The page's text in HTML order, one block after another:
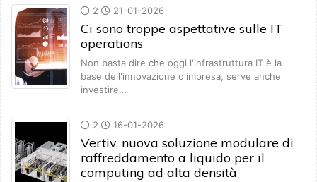
2 21-01-2026
Ci sono troppe aspettative sulle IT
operations
Non basta dire che oggi l'infrastruttura IT è la
base dell'innovazione d'impresa, serve anche
investire…
2 16-01-2026
Vertiv, nuova soluzione modulare di
raffreddamento a liquido per il
computing ad alta densità